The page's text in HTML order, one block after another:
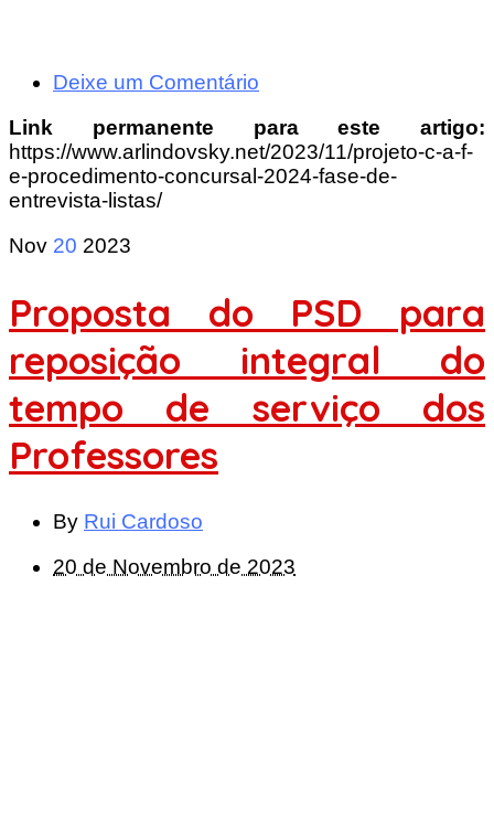
Deixe um Comentário
Link permanente para este artigo:
https://www.arlindovsky.net/2023/11/projeto-c-a-f-
e-procedimento-concursal-2024-fase-de-
entrevista-listas/
Nov 20 2023
Proposta do PSD para
reposição integral do
tempo de serviço dos
Professores
By Rui Cardoso
20 de Novembro de 2023